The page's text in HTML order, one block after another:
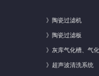
》 陶瓷过滤机
》 陶瓷过滤板
》 灰库气化槽、气
》 超声波清洗系统